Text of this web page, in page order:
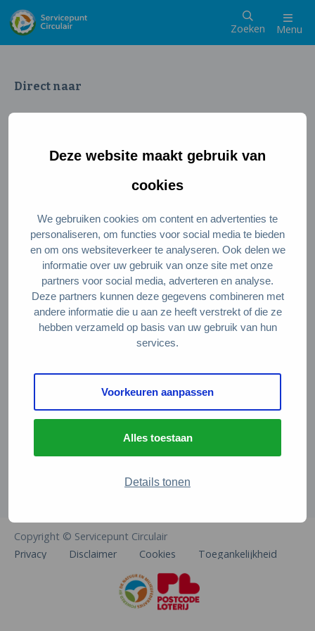
Deze website maakt gebruik van
cookies
We gebruiken cookies om content en advertenties te
personaliseren, om functies voor social media te bieden
en om ons websiteverkeer te analyseren. Ook delen we
informatie over uw gebruik van onze site met onze
partners voor social media, adverteren en analyse.
Deze partners kunnen deze gegevens combineren met
andere informatie die u aan ze heeft verstrekt of die ze
hebben verzameld op basis van uw gebruik van hun
services.
Voorkeuren aanpassen
Alles toestaan
Details tonen
Zoeken Menu
Direct naar
Wat is een circulaire samenleving
Meedoen als ondernemer
Circulaire producten en diensten
Wie zijn wij?
Over ons
Stel je vraag
Servicepunt Team
Veelgestelde vragen
De Natuur en Milieufederaties
Arthur van Schendelstraat 600
info@natuurenmilieufederaties.nl
Copyright © Servicepunt Circulair
Privacy
Disclaimer Cookies Toegankelijkheid